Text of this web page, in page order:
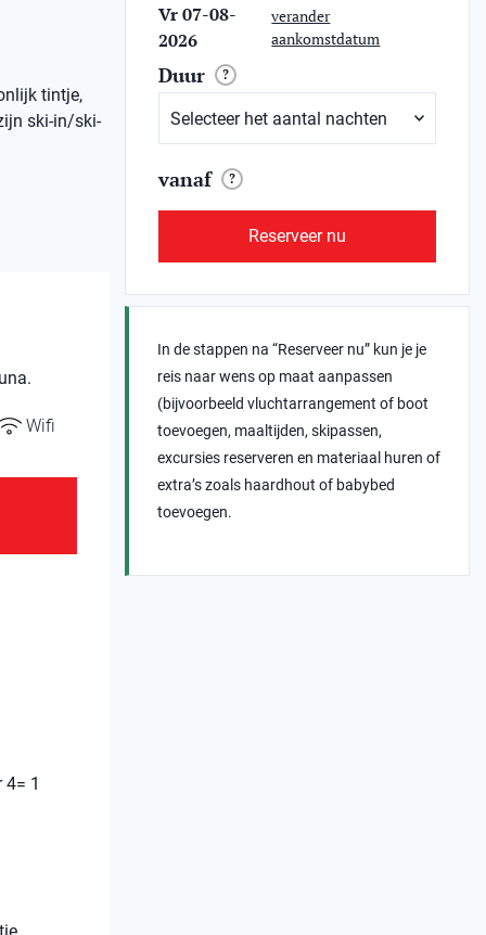
tintje,
ski-in/ski-
Wifi
1
Vr 07-08-
2026
verander
aankomstdatum
Duur ?
vanaf ?
Reserveer nu
In de stappen na “Reserveer nu” kun je je
reis naar wens op maat aanpassen
(bijvoorbeeld vluchtarrangement of boot
toevoegen, maaltijden, skipassen,
excursies reserveren en materiaal huren of
extra’s zoals haardhout of babybed
toevoegen.